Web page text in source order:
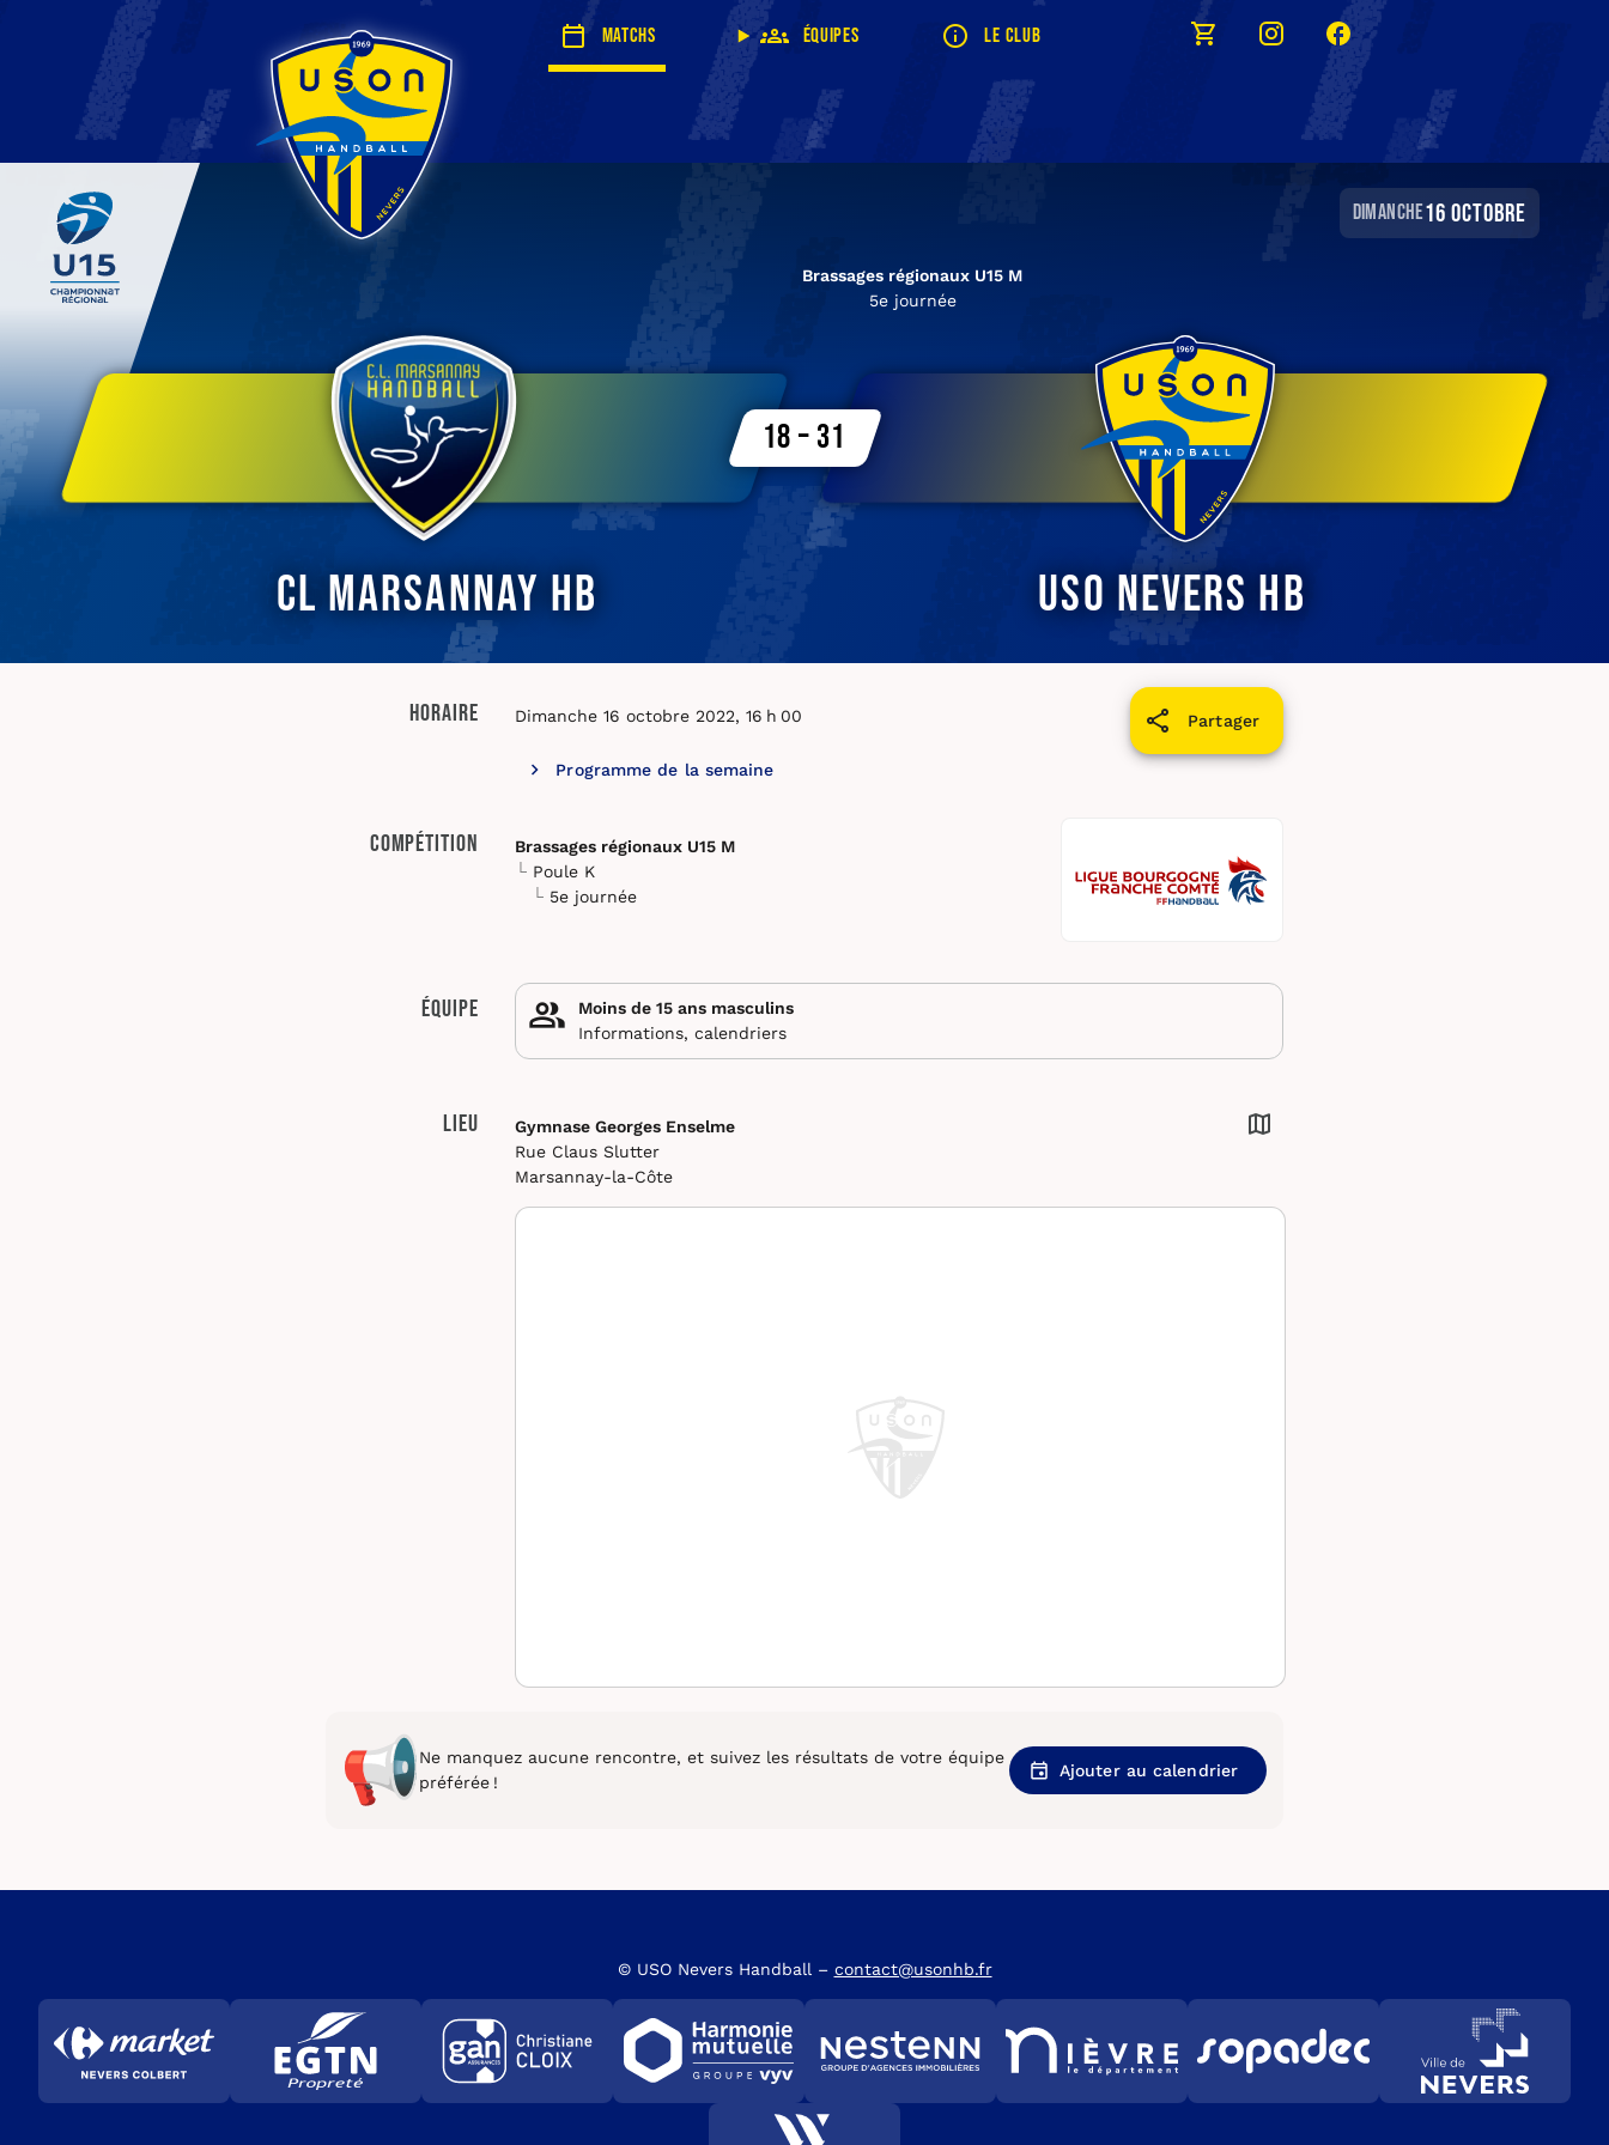
Matchs Équipes Le club
dimanche16 octobre
Brassages régionaux U15 M
5e journée
CL Marsannay HB USO Nevers HB
18 – 31
Horaire Partager
Dimanche 16 octobre 2022, 16 h 00
Programme de la semaine
Compétition
Brassages régionaux U15 M
Poule K
5e journée
Équipe
Moins de 15 ans masculins
Informations, calendriers
Lieu
Gymnase Georges Enselme
Rue Claus Slutter
Marsannay-la-Côte
Ne manquez aucune rencontre, et suivez les résultats de votre équipe
préférée !
Ajouter au calendrier
© USO Nevers Handball – contact@usonhb.fr